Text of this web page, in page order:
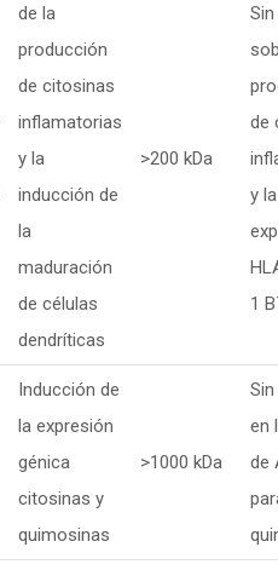
de la
producción
de citosinas
inflamatorias
y la
inducción de
la
maduración
de células
dendríticas
>200 kDa
de
y la
1
Inducción de
la expresión
génica
citosinas y
quimosinas
>1000 kDa
en
de